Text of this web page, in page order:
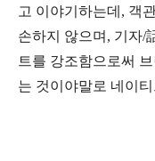
고 이야기하는데, 객
손하지 않으며, 기자/
트를 강조함으로써
는 것이야말로 네이